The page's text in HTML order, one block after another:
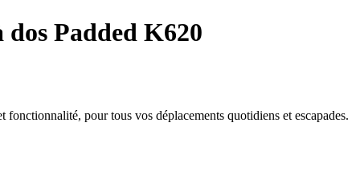
dos Padded K620
pour tous vos déplacements quotidiens et escapades.